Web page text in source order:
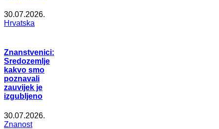
30.07.2026.
Hrvatska
Znanstvenici:
Sredozemlje
kakvo smo
poznavali
zauvijek je
izgubljeno
30.07.2026.
Znanost